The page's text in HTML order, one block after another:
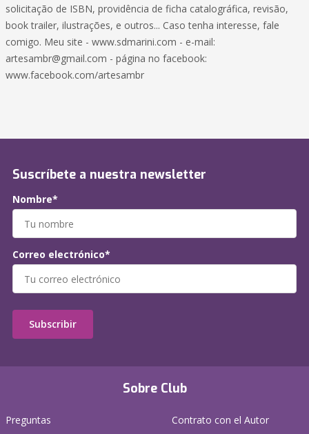
solicitação de ISBN, providência de ficha catalográfica, revisão,
book trailer, ilustrações, e outros... Caso tenha interesse, fale
comigo. Meu site - www.sdmarini.com - e-mail:
artesambr@gmail.com - página no facebook:
www.facebook.com/artesambr
Sobre Club
Preguntas
Contrato con el Autor
Suscríbete a nuestra newsletter
Nombre*
Correo electrónico*
Subscribir